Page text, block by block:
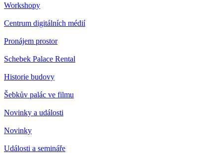
Workshopy
Centrum digitálních médií
Pronájem prostor
Schebek Palace Rental
Historie budovy
Šebkův palác ve filmu
Novinky a události
Novinky
Události a semináře